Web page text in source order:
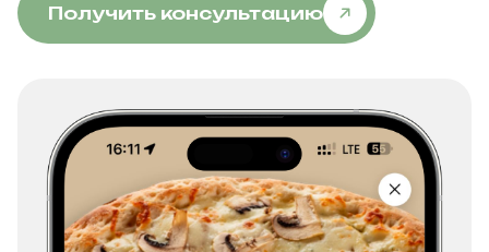
Получить консультацию